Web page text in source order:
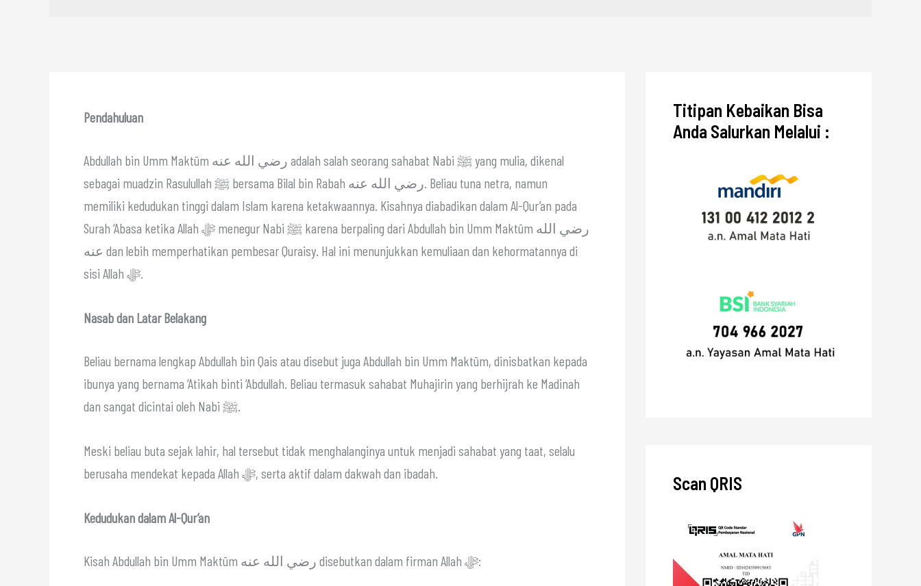
Pendahuluan
Abdullah bin Umm Maktūm رضي الله عنه adalah salah seorang sahabat Nabi ﷺ yang mulia, dikenal
sebagai muadzin Rasulullah ﷺ bersama Bilal bin Rabah رضي الله عنه. Beliau tuna netra, namun
memiliki kedudukan tinggi dalam Islam karena ketakwaannya. Kisahnya diabadikan dalam Al-Qur’an pada
Surah ‘Abasa ketika Allah ﷻ menegur Nabi ﷺ karena berpaling dari Abdullah bin Umm Maktūm رضي الله
عنه dan lebih memperhatikan pembesar Quraisy. Hal ini menunjukkan kemuliaan dan kehormatannya di
Nasab dan Latar Belakang
Beliau bernama lengkap Abdullah bin Qais atau disebut juga Abdullah bin Umm Maktūm, dinisbatkan kepada
ibunya yang bernama ‘Atikah binti ‘Abdullah. Beliau termasuk sahabat Muhajirin yang berhijrah ke Madinah
Meski beliau buta sejak lahir, hal tersebut tidak menghalanginya untuk menjadi sahabat yang taat, selalu
berusaha mendekat kepada Allah ﷻ, serta aktif dalam dakwah dan ibadah.
Kedudukan dalam Al-Qur’an
Kisah Abdullah bin Umm Maktūm رضي الله عنه disebutkan dalam firman Allah ﷻ:
Titipan Kebaikan Bisa
Anda Salurkan Melalui :
Scan QRIS